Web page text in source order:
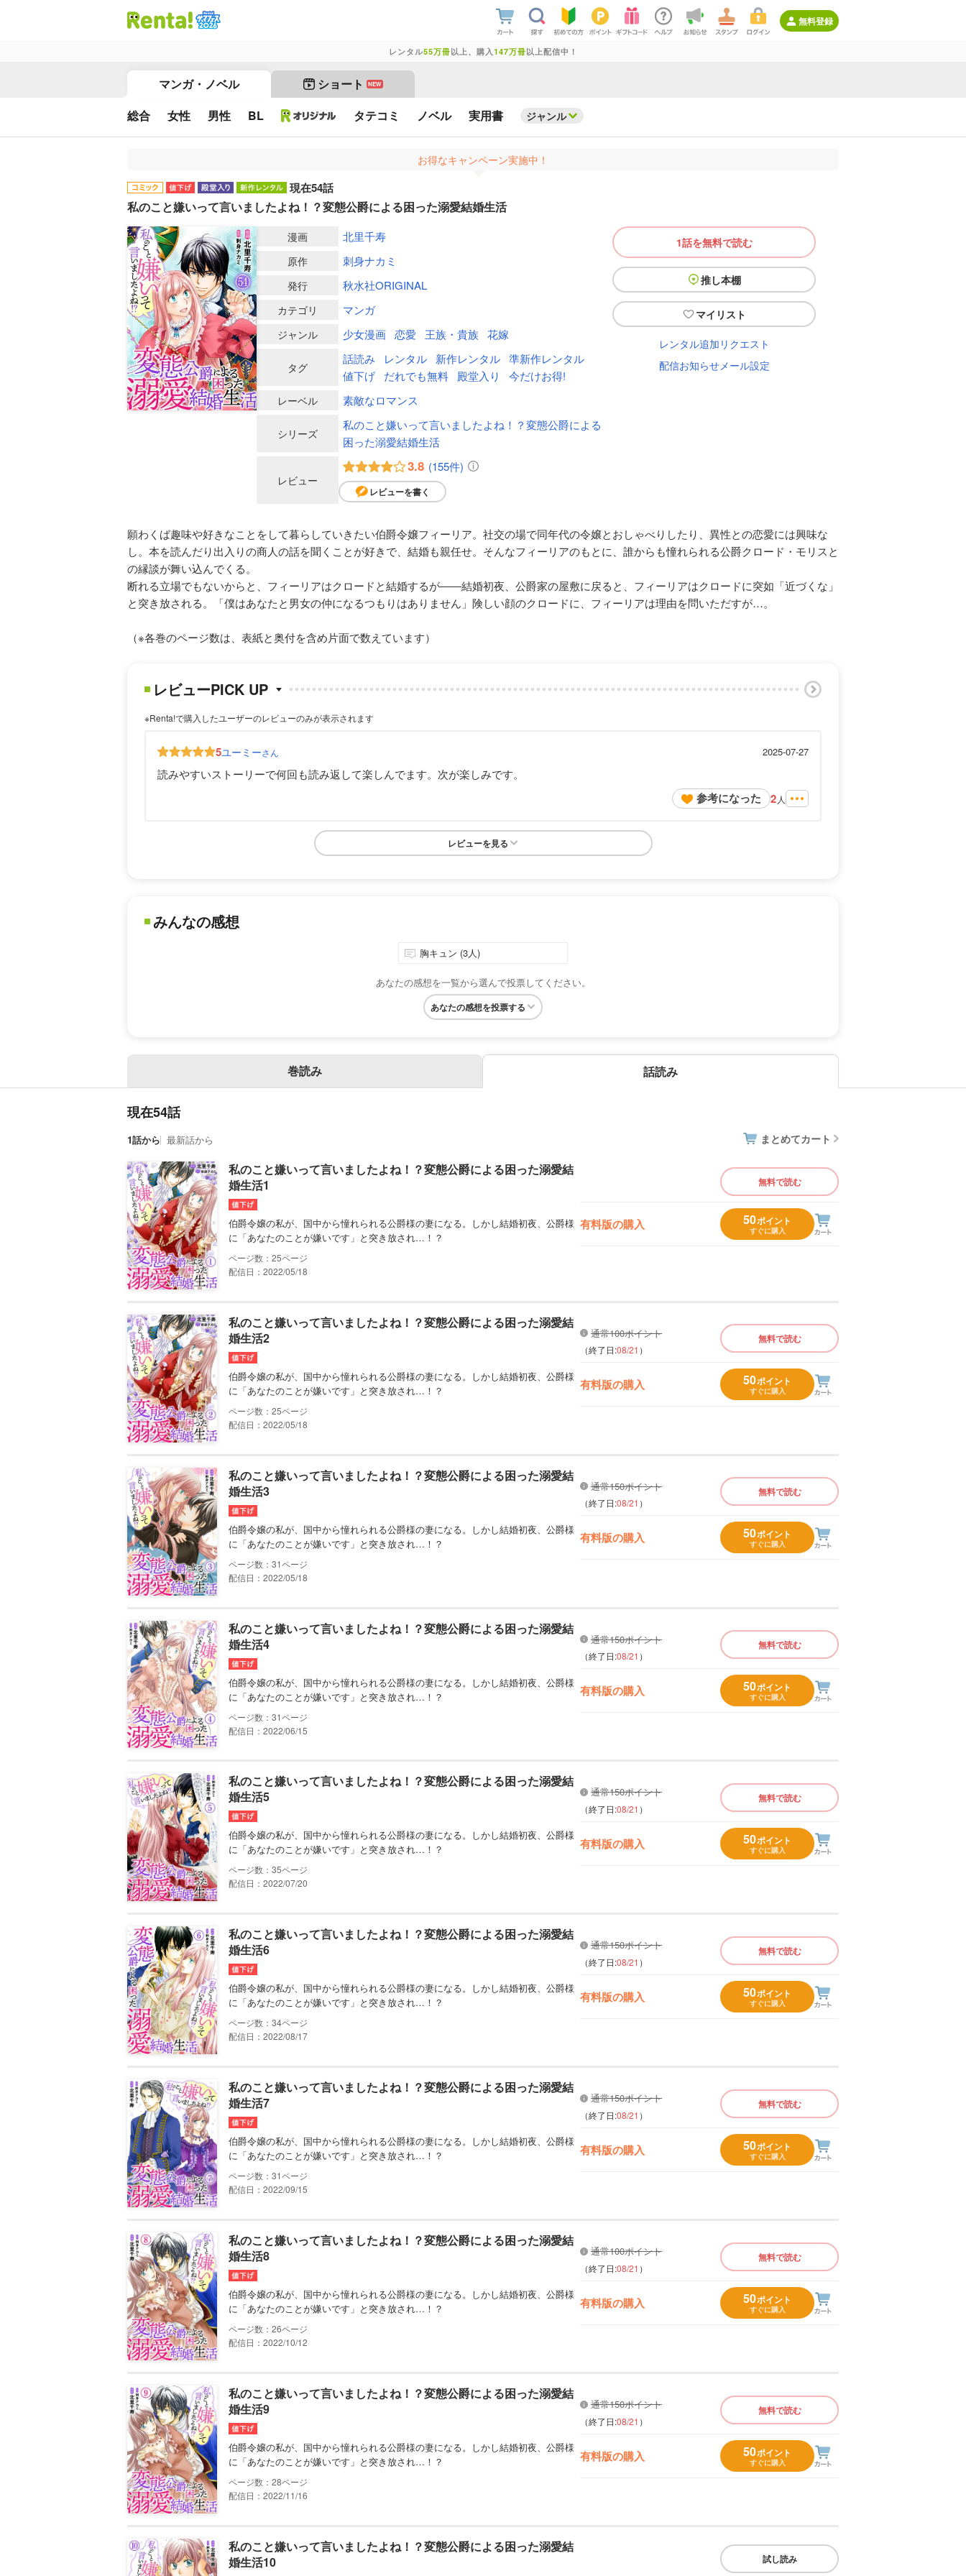
無料登録
レンタル55万冊以上、購入 147万冊以上配信中！
マンガ・ノベル ショート NEW
総合 女性 男性 BL タテコミ ノベル 実用書 ジャンル
お得なキャンペーン実施中！
現在54話
私のこと嫌いって言いましたよね！？変態公爵による困った溺愛結婚生活
1話を無料で読む
推し本棚
マイリスト
レンタル追加リクエスト
配信お知らせメール設定
漫画 北里千寿
原作 刺身ナカミ
発行 秋水社ORIGINAL
カテゴリ マンガ
ジャンル 少女漫画 恋愛 王族・貴族 花嫁
タグ
話読み レンタル 新作レンタル 準新作レンタル
値下げ
だれでも無料 殿堂入り 今だけお得!
レーベル 素敵なロマンス
シリーズ
私のこと嫌いって言いましたよね！？変態公爵による
困った溺愛結婚生活
レビュー
3.8 (155件)
レビューを書く
願わくば趣味や好きなことをして暮らしていきたい伯爵令嬢フィーリア。社交の場で同年代の令嬢とおしゃべりしたり、異性との恋愛には興味な
し。本を読んだり出入りの商人の話を聞くことが好きで、結婚も親任せ。そんなフィーリアのもとに、誰からも憧れられる公爵クロード・モリスと
の縁談が舞い込んでくる。
断れる立場でもないからと、フィーリアはクロードと結婚するが――結婚初夜、公爵家の屋敷に戻ると、フィーリアはクロードに突如「近づくな」
と突き放される。「僕はあなたと男女の仲になるつもりはありません」険しい顔のクロードに、フィーリアは理由を問いただすが…。
（※各巻のページ数は、表紙と奥付を含め片面で数えています）
レビューPICK UP
※Renta!で購入したユーザーのレビューのみが表示されます
5ユーミーさん 2025-07-27
読みやすいストーリーで何回も読み返して楽しんでます。次が楽しみです。
参考になった 2 人
レビューを見る
みんなの感想
胸キュン (3人)
あなたの感想を一覧から選んで投票してください。
あなたの感想を投票する
巻読み 話読み
現在54話
1話から 最新話から まとめてカート
私のこと嫌いって言いましたよね！？変態公爵による困った溺愛結
婚生活1
伯爵令嬢の私が、国中から憧れられる公爵様の妻になる。しかし結婚初夜、公爵様
に「あなたのことが嫌いです」と突き放され…！？
25
配信日：2022/05/18
無料で読む
有料版の購入 50ポイント
すぐに購入
私のこと嫌いって言いましたよね！？変態公爵による困った溺愛結
婚生活2
伯爵令嬢の私が、国中から憧れられる公爵様の妻になる。しかし結婚初夜、公爵様
に「あなたのことが嫌いです」と突き放され…！？
25
配信日：2022/05/18
通常100ポイント
（終了日:08/21 ）
無料で読む
有料版の購入 50ポイント
すぐに購入
私のこと嫌いって言いましたよね！？変態公爵による困った溺愛結
婚生活3
伯爵令嬢の私が、国中から憧れられる公爵様の妻になる。しかし結婚初夜、公爵様
に「あなたのことが嫌いです」と突き放され…！？
31
配信日：2022/05/18
通常150ポイント
（終了日:08/21 ）
無料で読む
有料版の購入 50ポイント
すぐに購入
私のこと嫌いって言いましたよね！？変態公爵による困った溺愛結
婚生活4
伯爵令嬢の私が、国中から憧れられる公爵様の妻になる。しかし結婚初夜、公爵様
に「あなたのことが嫌いです」と突き放され…！？
31
配信日：2022/06/15
通常150ポイント
（終了日:08/21 ）
無料で読む
有料版の購入 50ポイント
すぐに購入
私のこと嫌いって言いましたよね！？変態公爵による困った溺愛結
婚生活5
伯爵令嬢の私が、国中から憧れられる公爵様の妻になる。しかし結婚初夜、公爵様
に「あなたのことが嫌いです」と突き放され…！？
35
配信日：2022/07/20
通常150ポイント
（終了日:08/21 ）
無料で読む
有料版の購入 50ポイント
すぐに購入
私のこと嫌いって言いましたよね！？変態公爵による困った溺愛結
婚生活6
伯爵令嬢の私が、国中から憧れられる公爵様の妻になる。しかし結婚初夜、公爵様
に「あなたのことが嫌いです」と突き放され…！？
34
配信日：2022/08/17
通常150ポイント
（終了日:08/21 ）
無料で読む
有料版の購入 50ポイント
すぐに購入
私のこと嫌いって言いましたよね！？変態公爵による困った溺愛結
婚生活7
伯爵令嬢の私が、国中から憧れられる公爵様の妻になる。しかし結婚初夜、公爵様
に「あなたのことが嫌いです」と突き放され…！？
31
配信日：2022/09/15
通常150ポイント
（終了日:08/21 ）
無料で読む
有料版の購入 50ポイント
すぐに購入
私のこと嫌いって言いましたよね！？変態公爵による困った溺愛結
婚生活8
伯爵令嬢の私が、国中から憧れられる公爵様の妻になる。しかし結婚初夜、公爵様
に「あなたのことが嫌いです」と突き放され…！？
26
配信日：2022/10/12
通常100ポイント
（終了日:08/21 ）
無料で読む
有料版の購入 50ポイント
すぐに購入
私のこと嫌いって言いましたよね！？変態公爵による困った溺愛結
婚生活9
伯爵令嬢の私が、国中から憧れられる公爵様の妻になる。しかし結婚初夜、公爵様
に「あなたのことが嫌いです」と突き放され…！？
28
配信日：2022/11/16
通常150ポイント
（終了日:08/21 ）
無料で読む
有料版の購入 50ポイント
すぐに購入
私のこと嫌いって言いましたよね！？変態公爵による困った溺愛結
婚生活10
試し読み